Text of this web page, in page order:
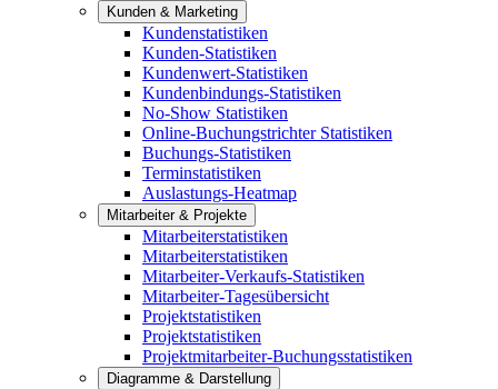
Kunden & Marketing
Kundenstatistiken
Kunden-Statistiken
Kundenwert-Statistiken
Kundenbindungs-Statistiken
No-Show Statistiken
Online-Buchungstrichter Statistiken
Buchungs-Statistiken
Terminstatistiken
Auslastungs-Heatmap
Mitarbeiter & Projekte
Mitarbeiterstatistiken
Mitarbeiterstatistiken
Mitarbeiter-Verkaufs-Statistiken
Mitarbeiter-Tagesübersicht
Projektstatistiken
Projektstatistiken
Projektmitarbeiter-Buchungsstatistiken
Diagramme & Darstellung